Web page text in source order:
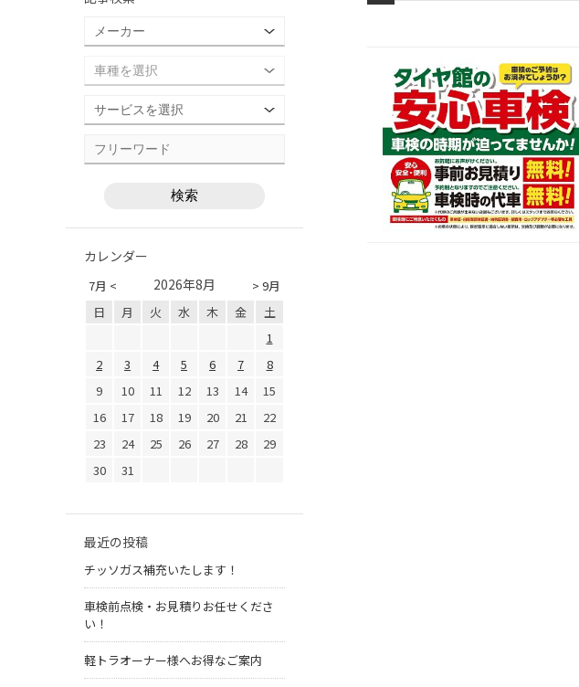
カレンダー
7月 < > 9月
2026年8月
日 月 火 水 木 金
土
1
2
3 4 5 6 7
8
9
10 11 12 13 14
15
16
17 18 19 20 21
22
23
24 25 26 27 28
29
30
31
最近の投稿
チッソガス補充いたします！
車検前点検・お見積りお任せくださ
い！
軽トラオーナー様へお得なご案内